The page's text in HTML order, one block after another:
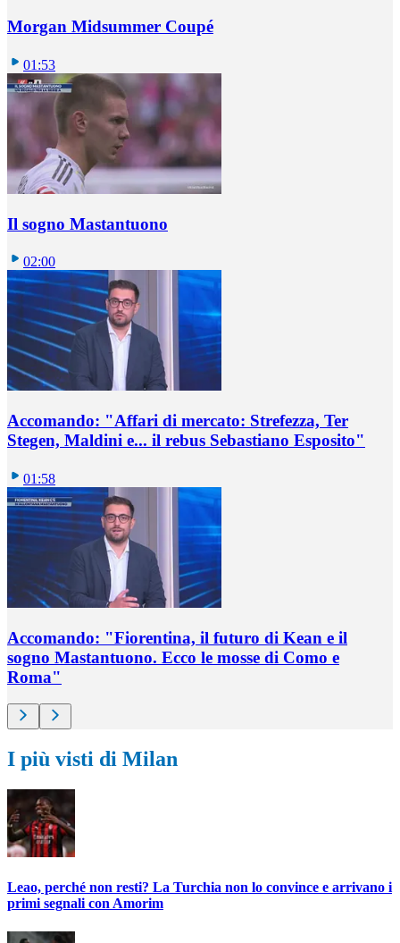
Morgan Midsummer Coupé
01:53
Il sogno Mastantuono
02:00
Accomando: "Affari di mercato: Strefezza, Ter
Stegen, Maldini e... il rebus Sebastiano Esposito"
01:58
Accomando: "Fiorentina, il futuro di Kean e il
sogno Mastantuono. Ecco le mosse di Como e
Roma"
I più visti di Milan
Leao, perché non resti? La Turchia non lo convince e arrivano i
primi segnali con Amorim